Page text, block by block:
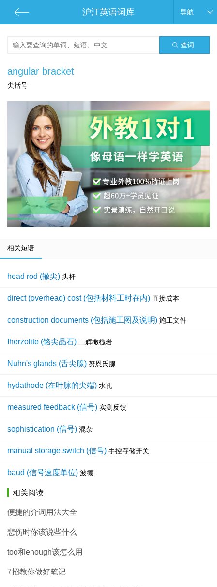
沪江英语词库 导航
查词
angular bracket
尖括号
相关短语
head rod (辙尖) 头杆
direct (overhead) cost (包括材料工时在内) 直接成本
construction documents (包括施工图及说明) 施工文件
Iherzolite (铬尖晶石) 二辉橄榄岩
Nuhn's glands (舌尖腺) 努恩氏腺
hydathode (在叶脉的尖端) 水孔
measured feedback (信号) 实测反馈
sophistication (信号) 混杂
manual storage switch (信号) 手控存储开关
baud (信号速度单位) 波德
相关阅读
便捷的介词用法大全
悲伤时你该说些什么
too和enough该怎么用
7招教你做好笔记